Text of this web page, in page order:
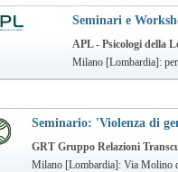
Seminari e
APL - Psicologi della
Milano [Lombardia]:
Seminario: 'Violenza di
GRT Gruppo Relazioni
Milano [Lombardia]: Via Molino